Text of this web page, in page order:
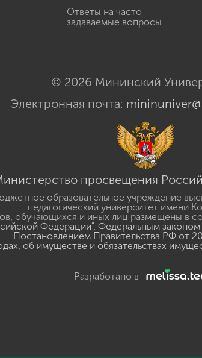
Ответы на часто
задаваемые вопросы
© 2026 Мининский
Электронная почта:
просвещения
образовательное учреждение
педагогический университет имени
обучающихся и иных лиц размещены в
Федерации", Федеральным
Постановлением Правительства РФ от
об имуществе и обязательствах
Разработано в